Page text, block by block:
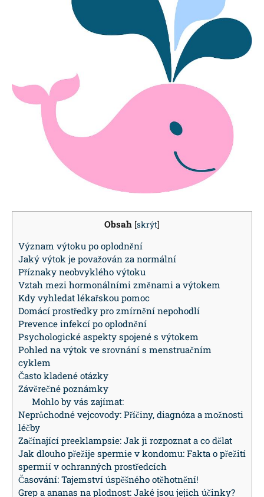
Obsah [skrýt]
Význam výtoku po oplodnění
Jaký výtok je považován za normální
Příznaky neobvyklého výtoku
Vztah mezi hormonálními změnami a výtokem
Kdy vyhledat lékařskou pomoc
Domácí prostředky pro zmírnění nepohodlí
Prevence infekcí po oplodnění
Psychologické aspekty spojené s výtokem
Pohled na výtok ve srovnání s menstruačním
cyklem
Často kladené otázky
Závěrečné poznámky
Mohlo by vás zajímat:
Neprůchodné vejcovody: Příčiny, diagnóza a možnosti
léčby
Začínající preeklampsie: Jak ji rozpoznat a co dělat
Jak dlouho přežije spermie v kondomu: Fakta o přežití
spermií v ochranných prostředcích
Časování: Tajemství úspěšného otěhotnění!
Grep a ananas na plodnost: Jaké jsou jejich účinky?